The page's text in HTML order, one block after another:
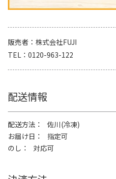
販売者
株式会社FUJI
TEL
0120-963-122
配送情報
配送方法
佐川(冷凍)
お届け日
指定可
のし
対応可